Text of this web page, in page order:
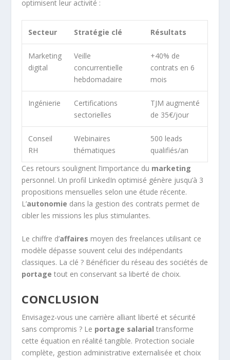
optimisent leur activité :
Secteur Stratégie clé Résultats
Marketing
digital
Veille
concurrentielle
hebdomadaire
+40% de
contrats en 6
mois
Ingénierie
Certifications
sectorielles
TJM augmenté
de 35€/jour
Conseil
RH
Webinaires
thématiques
500 leads
qualifiés/an
Ces retours soulignent l’importance du marketing
personnel. Un profil LinkedIn optimisé génère jusqu’à 3
propositions mensuelles selon une étude récente.
L’autonomie dans la gestion des contrats permet de
cibler les missions les plus stimulantes.
Le chiffre d’affaires moyen des freelances utilisant ce
modèle dépasse souvent celui des indépendants
classiques. La clé ? Bénéficier du réseau des sociétés de
portage tout en conservant sa liberté de choix.
CONCLUSION
Envisagez-vous une carrière alliant liberté et sécurité
sans compromis ? Le portage salarial transforme
cette équation en réalité tangible. Protection sociale
complète, gestion administrative externalisée et choix